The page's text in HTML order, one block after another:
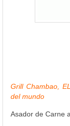
Grill Chambao,
del mundo
Asador de Carne